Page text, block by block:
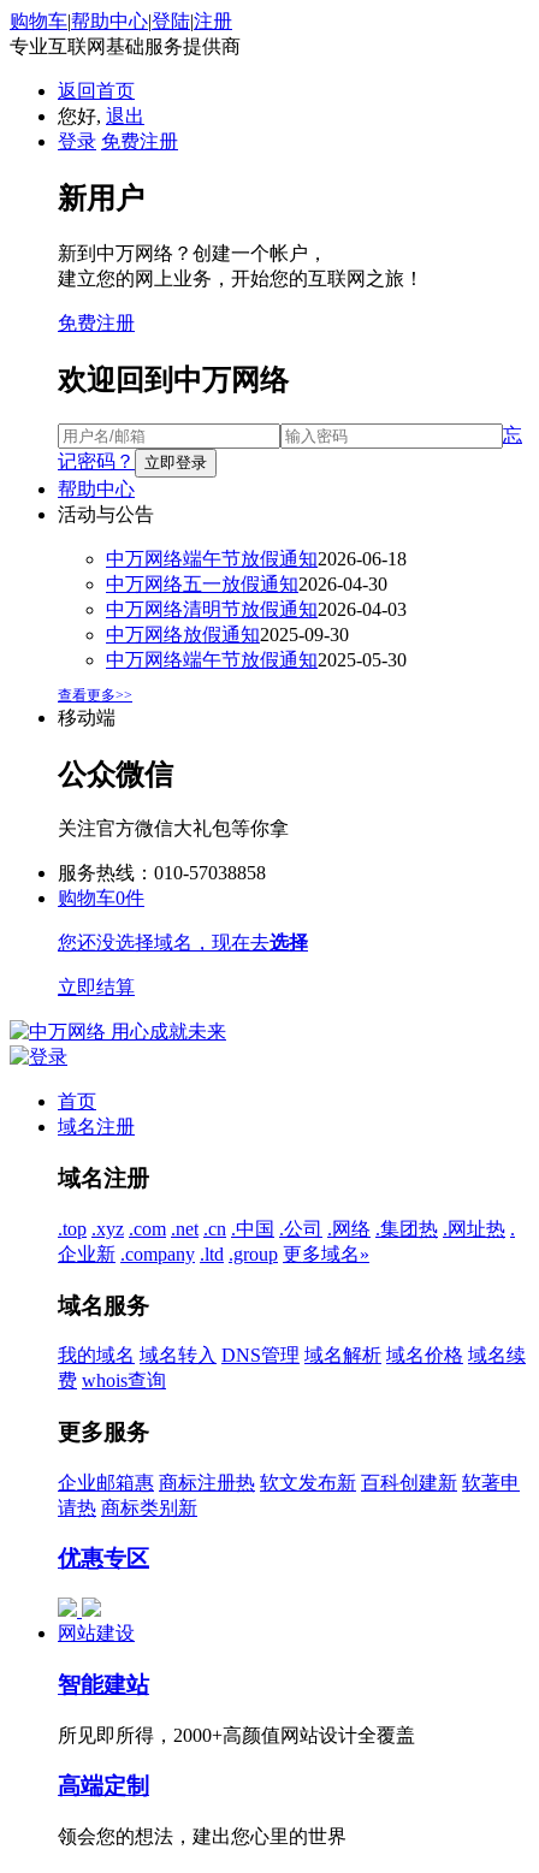
购物车|帮助中心|登陆|注册
专业互联网基础服务提供商
返回首页
您好, 退出
登录 免费注册
新用户
新到中万网络？创建一个帐户，
建立您的网上业务，开始您的互联网之旅！
免费注册
欢迎回到中万网络
忘
记密码？
帮助中心
活动与公告
中万网络端午节放假通知2026-06-18
中万网络五一放假通知2026-04-30
中万网络清明节放假通知2026-04-03
中万网络放假通知2025-09-30
中万网络端午节放假通知2025-05-30
查看更多>>
移动端
公众微信
关注官方微信大礼包等你拿
服务热线：010-57038858
购物车0件
您还没选择域名，现在去选择
立即结算
首页
域名注册
域名注册
.top .xyz .com .net .cn .中国 .公司 .网络 .集团热 .网址热 .
企业新 .company .ltd .group 更多域名»
域名服务
我的域名 域名转入 DNS管理 域名解析 域名价格 域名续
费 whois查询
更多服务
企业邮箱惠 商标注册热 软文发布新 百科创建新 软著申
请热 商标类别 新
优惠专区
网站建设
智能建站
所见即所得，2000+高颜值网站设计全覆盖
高端定制
领会您的想法，建出您心里的世界